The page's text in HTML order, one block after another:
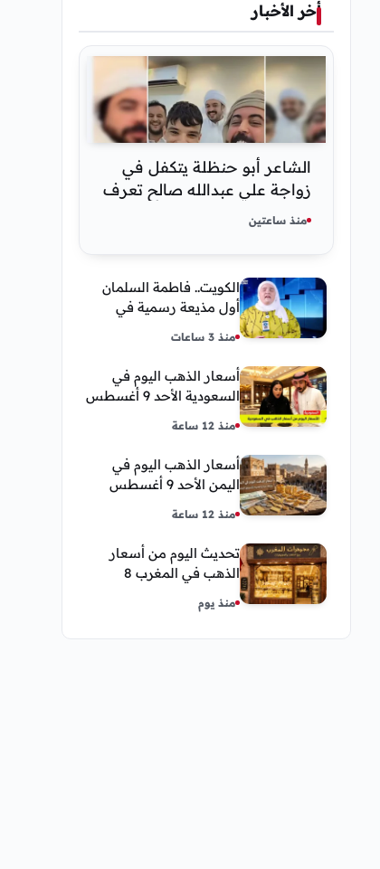
أخر الأخبار
الشاعر أبو حنظلة يتكفل في
زواجة علي عبدالله صالح تعرف
على التفاصيل
منذ ساعتين
الكويت.. فاطمة السلمان
أول مذيعة رسمية في
منذ 3 ساعات
أسعار الذهب اليوم في
السعودية الأحد 9 أغسطس
منذ 12 ساعة
أسعار الذهب اليوم في
اليمن الأحد 9 أغسطس
وعدن
منذ 12 ساعة
تحديث اليوم من أسعار
الذهب في المغرب 8
الجنية الذهب
منذ يوم